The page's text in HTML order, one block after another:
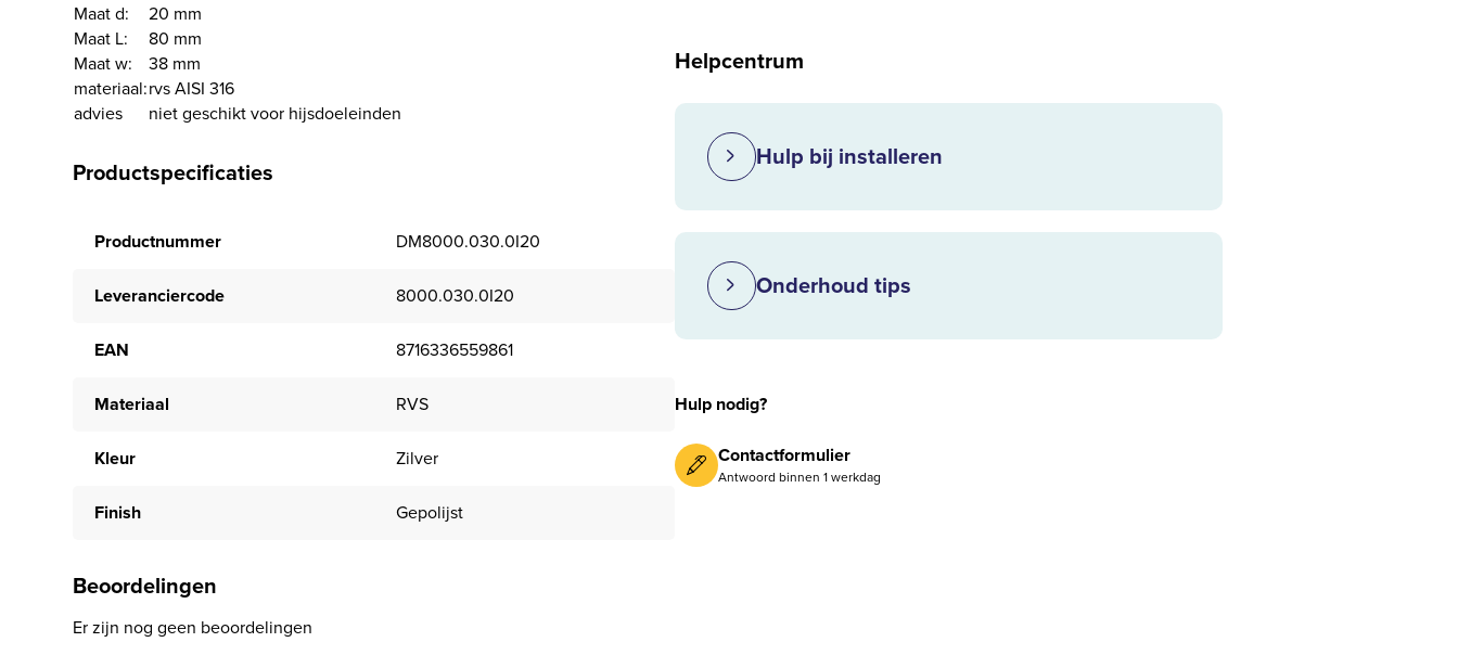
Maat d:
20 mm
Maat L:
80 mm
Maat w:
38 mm
materiaal:rvs AISI 316
advies
niet geschikt voor hijsdoeleinden
Productspecificaties
Productnummer DM8000.030.0I20
Leveranciercode 8000.030.0I20
EAN 8716336559861
Materiaal RVS
Kleur Zilver
Finish Gepolijst
Beoordelingen
Er zijn nog geen beoordelingen
Helpcentrum
Hulp bij installeren
Onderhoud tips
Hulp nodig?
Contactformulier
Antwoord binnen 1 werkdag